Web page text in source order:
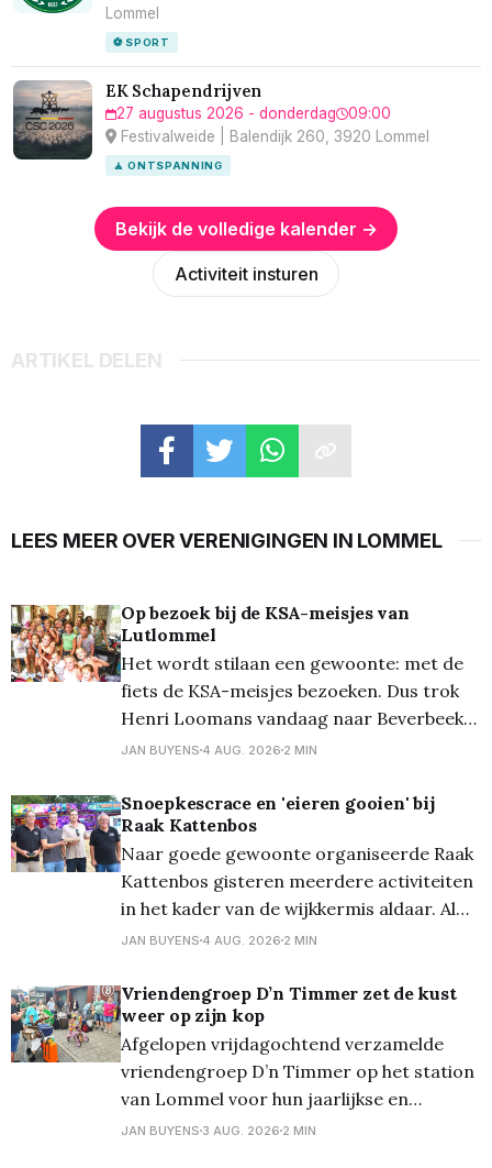
Lommel
⚽ SPORT
EK Schapendrijven
27 augustus 2026 - donderdag
09:00
Festivalweide | Balendijk 260, 3920 Lommel
🧘 ONTSPANNING
Bekijk de volledige kalender →
Activiteit insturen
ARTIKEL DELEN
LEES MEER OVER VERENIGINGEN IN LOMMEL
Op bezoek bij de KSA-meisjes van
Lutlommel
Het wordt stilaan een gewoonte: met de
fiets de KSA-meisjes bezoeken. Dus trok
Henri Loomans vandaag naar Beverbeek
in Hamont-Achel bij de bivakplaats van de
er voor de 13de keer kookmoeder en we
mogen telkens mee-eten! Samen met de
65 meisjes
JAN BUYENS 4 AUG. 2026 2 MIN
Snoepkescrace en 'eieren gooien' bij
Raak Kattenbos
Naar goede gewoonte organiseerde Raak
Kattenbos gisteren meerdere activiteiten
in het kader van de wijkkermis aldaar. Al
even traditioneel werd van start gegaan
eerst de 1 tot 3-jarigen en nadien de 4 tot
6-jaringen zoveel mogelijk snoep moesten
verzamelen op een parcours (waar
JAN BUYENS 4 AUG. 2026 2 MIN
​Vriendengroep D’n Timmer zet de kust
weer op zijn kop
Afgelopen vrijdagochtend verzamelde
vriendengroep D’n Timmer op het station
van Lommel voor hun jaarlijkse en
inmiddels traditionele uitstap naar de
JAN BUYENS 3 AUG. 2026 2 MIN